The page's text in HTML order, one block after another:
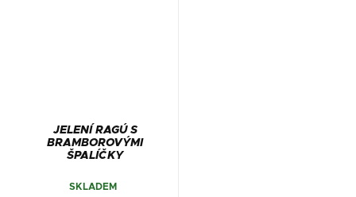
JELENÍ RAGÚ S
BRAMBOROVÝMI
ŠPALÍČKY
SKLADEM